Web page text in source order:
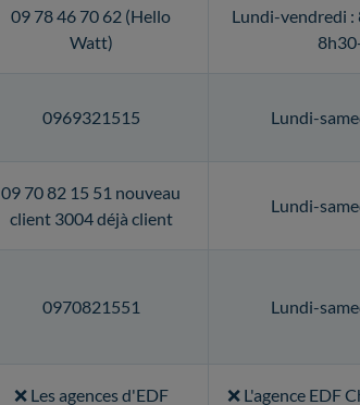
09 78 46 70 62 (Hello
Watt)
Lundi-vendredi :
0969321515 Lundi-
09 70 82 15 51 nouveau
client 3004 déjà client
Lundi-
0970821551 Lundi-
❌ Les agences d'EDF
❌ L'agence EDF